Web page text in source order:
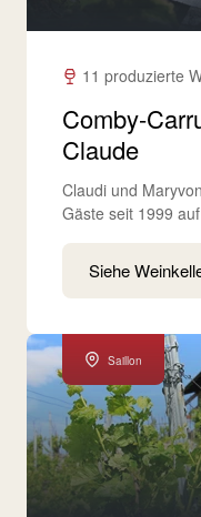
11 produzierte
Comby-
Claude
Claudi und
Gäste seit 1999
Siehe
Saillon